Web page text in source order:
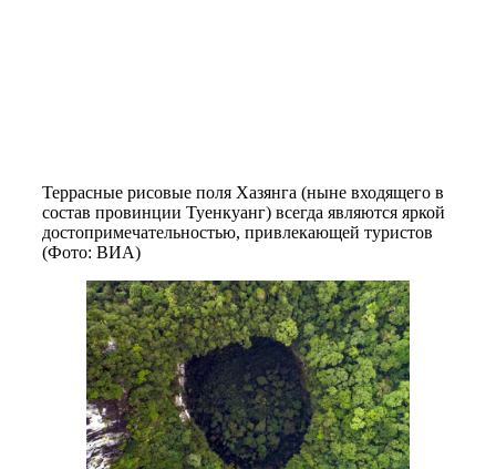
Террасные рисовые поля Хазянга (ныне входящего в
состав провинции Туенкуанг) всегда являются яркой
достопримечательностью, привлекающей туристов
(Фото: ВИА)